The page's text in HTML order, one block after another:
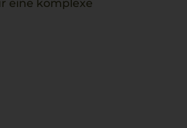
eine komplexe
eine sorgfältige